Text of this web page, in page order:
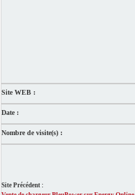
Site WEB :
Date :
Nombre de visite(s) :
Site Précédent :